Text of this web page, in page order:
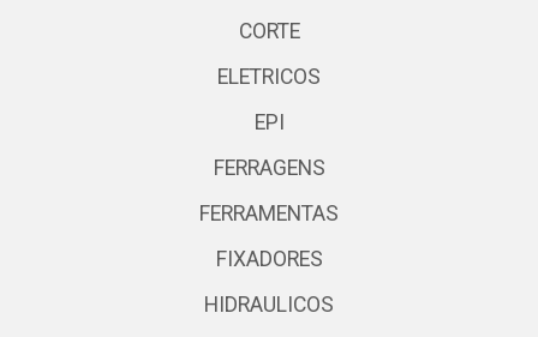
CORTE
ELETRICOS
EPI
FERRAGENS
FERRAMENTAS
FIXADORES
HIDRAULICOS